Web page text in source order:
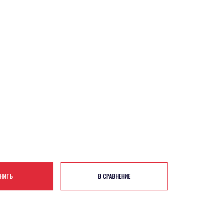
В СРАВНЕНИЕ